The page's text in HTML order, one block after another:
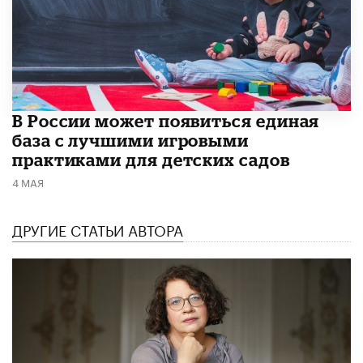
В России может появиться единая
база с лучшими игровыми
практиками для детских садов
4 МАЯ
ДРУГИЕ СТАТЬИ АВТОРА